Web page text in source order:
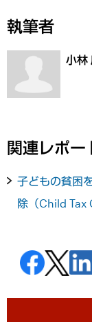
執筆者
小林
関連レポー
子どもの貧困
除（Child Tax